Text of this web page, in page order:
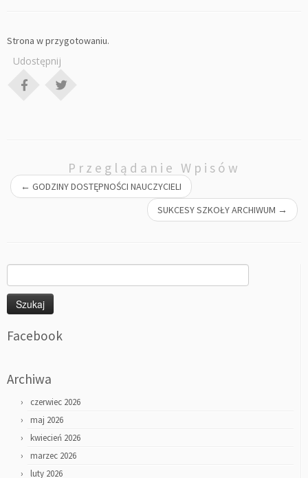
Strona w przygotowaniu.
Udostępnij
Przeglądanie Wpisów
← GODZINY DOSTĘPNOŚCI NAUCZYCIELI
SUKCESY SZKOŁY ARCHIWUM →
Facebook
Archiwa
czerwiec 2026
maj 2026
kwiecień 2026
marzec 2026
luty 2026